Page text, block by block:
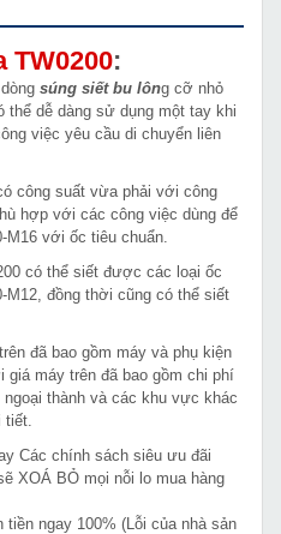
TW0200:
dòng súng siết bu lông cỡ nhỏ
dễ dàng sử dụng một tay khi
việc yêu cầu di chuyển liên
công suất vừa phải với công
hợp với các công việc dùng để
với ốc tiêu chuẩn.
có thể siết được các loại ốc
đồng thời cũng có thể siết
trên đã bao gồm máy và phụ kiện
máy trên đã bao gồm chi phí
thành và các khu vực khác
Các chính sách siêu ưu đãi
XOÁ BỎ mọi nỗi lo mua hàng
tiền ngay 100% (Lỗi của nhà sản